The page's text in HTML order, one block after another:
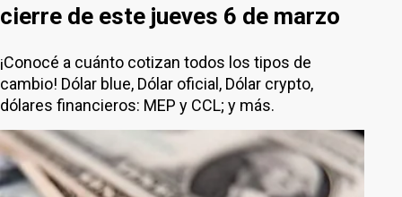
cierre de este jueves 6 de marzo
¡Conocé a cuánto cotizan todos los tipos de
cambio! Dólar blue, Dólar oficial, Dólar crypto,
dólares financieros: MEP y CCL; y más.